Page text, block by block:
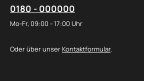
0180 - 000000
Mo-Fr, 09:00 - 17:00 Uhr
Oder über unser Kontaktformular.